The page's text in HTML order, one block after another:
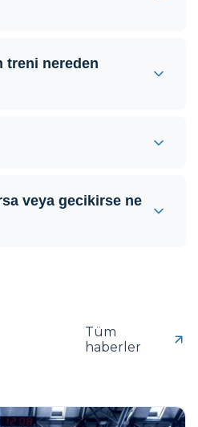
treni nereden
veya gecikirse ne
Tüm
haberler